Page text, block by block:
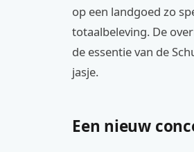
op een landgoed zo
totaalbeleving. De
de essentie van de
jasje.
Een nieuw